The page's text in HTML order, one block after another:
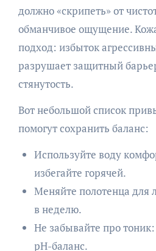
должно «скрипеть» от
обманчивое ощущение.
подход: избыток
разрушает защитный
стянутость.
Вот небольшой список
помогут сохранить баланс:
Используйте воду
избегайте горячей.
Меняйте полотенца для
в неделю.
Не забывайте про
pH-баланс.